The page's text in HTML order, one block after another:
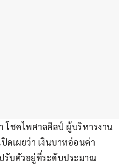
โชคไพศาลศิลป์ ผู้บริหารงาน
ดเผยว่า เงินบาทอ่อนค่า
รับตัวอยู่ที่ระดับประมาณ